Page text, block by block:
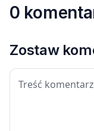
0
Zostaw